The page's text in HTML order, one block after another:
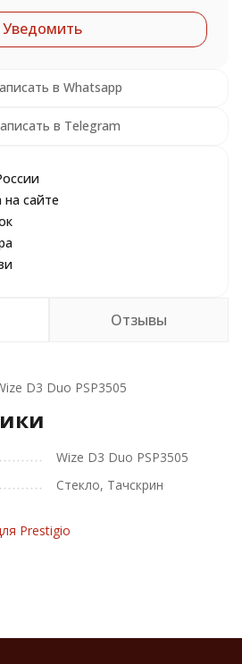
Уведомить
в Whatsapp
в Telegram
на сайте
Отзывы
D3 Duo PSP3505
Wize D3 Duo PSP3505
Стекло, Тачскрин
Prestigio